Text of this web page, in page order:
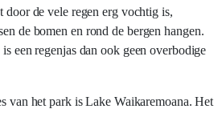
door de vele regen erg vochtig is,
de bomen en rond de bergen hangen.
een regenjas dan ook geen overbodige
van het park is Lake Waikaremoana. Het